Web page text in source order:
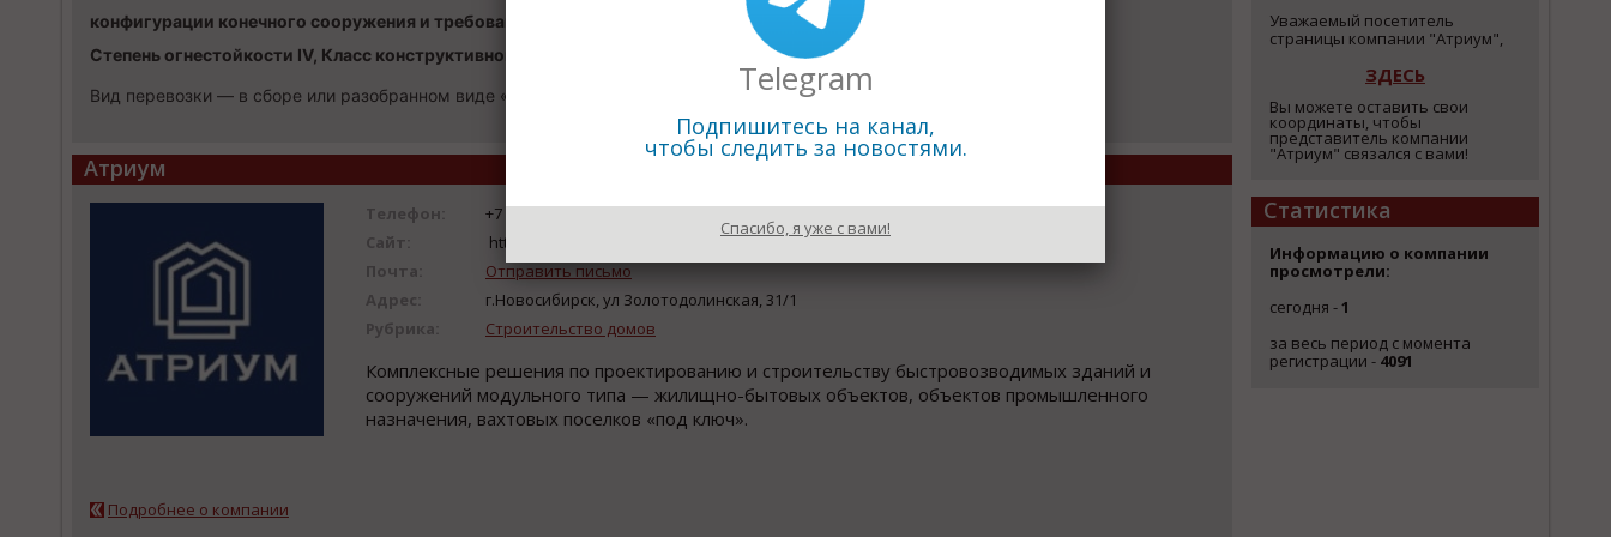
конфигурации конечного сооружения и требований заказчика.
Степень огнестойкости IV, Класс конструктивной пожарной опасности С1.
Вид перевозки — в сборе или разобранном виде «Транспак» 6000х2440х2500мм.
Атриум
Телефон:
+7 (383) 309 22 90
Сайт:
https://atrium-modul.ru/
Почта:
Отправить письмо
Адрес:
г.Новосибирск, ул Золотодолинская, 31/1
Рубрика:
Строительство домов
Комплексные решения по проектированию и строительству быстровозводимых зданий и
сооружений модульного типа — жилищно-бытовых объектов, объектов промышленного
назначения, вахтовых поселков «под ключ».
Подробнее о компании
Уважаемый посетитель
страницы компании "Атриум",
ЗДЕСЬ
Вы можете оставить свои
координаты, чтобы
представитель компании
"Атриум" связался с вами!
Статистика
Информацию о компании
просмотрели:
сегодня -1
за весь период с момента
регистрации - 4091
Telegram
Подпишитесь на канал,
чтобы следить за новостями.
Спасибо, я уже с вами!